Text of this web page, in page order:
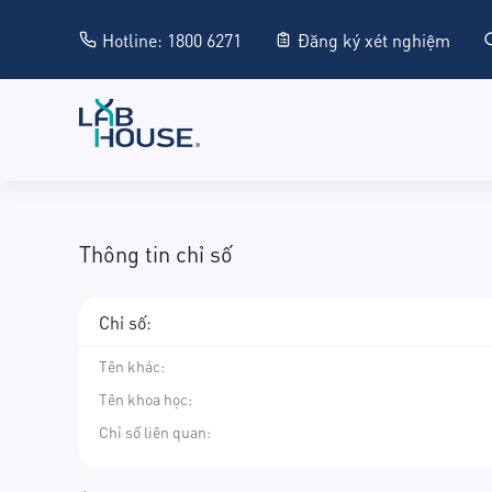
Hotline: 1800 6271 Đăng ký xét nghiệm
Thông tin chỉ số
Chỉ số:
Tên khác:
Tên khoa học:
Chỉ số liên quan: